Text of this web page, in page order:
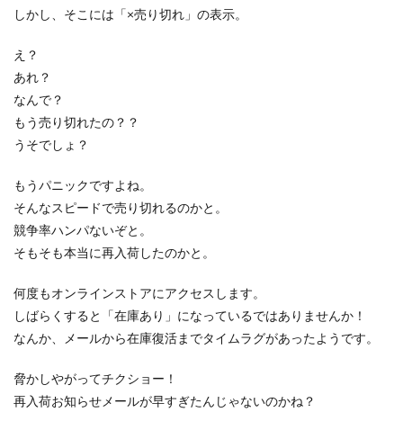
しかし、そこには「×売り切れ」の表示。
え？
あれ？
なんで？
もう売り切れたの？？
うそでしょ？
もうパニックですよね。
そんなスピードで売り切れるのかと。
競争率ハンパないぞと。
そもそも本当に再入荷したのかと。
何度もオンラインストアにアクセスします。
しばらくすると「在庫あり」になっているではありませんか！
なんか、メールから在庫復活までタイムラグがあったようです。
脅かしやがってチクショー！
再入荷お知らせメールが早すぎたんじゃないのかね？